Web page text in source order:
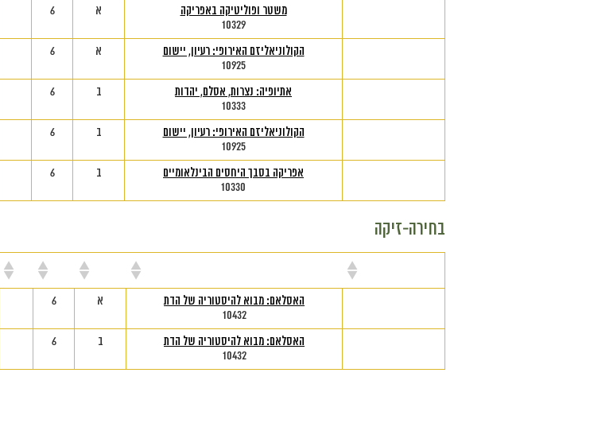
משטר ופוליטיקה באפריקה
10329
א 6
הקולוניאליזם האירופי: רעיון, יישום
10925
א 6
אתיופיה: נצרות, אסלם, יהדות
10333
ב 6
הקולוניאליזם האירופי: רעיון, יישום
10925
ב 6
אפריקה בסבך היחסים הבינלאומיים
10330
ב 6
בחירה-זיקה
האסלאם: מבוא להיסטוריה של הדת
10432
א 6
האסלאם: מבוא להיסטוריה של הדת
10432
ב 6